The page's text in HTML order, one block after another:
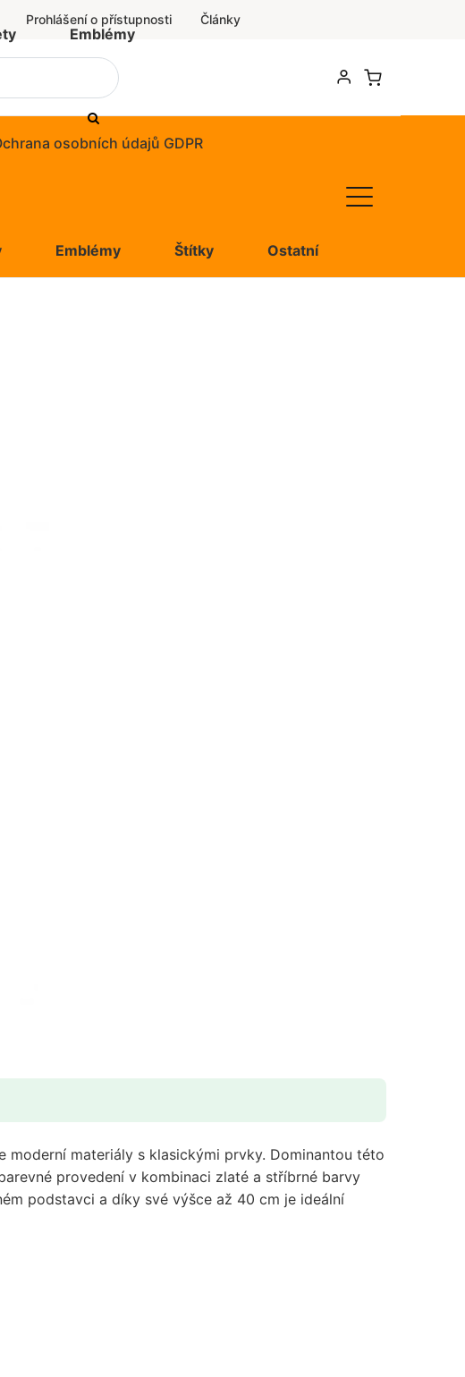
Prohlášení o přístupnosti Články
Emblémy
osobních údajů GDPR
Emblémy Štítky Ostatní
moderní materiály s klasickými prvky. Dominantou této
provedení v kombinaci zlaté a stříbrné barvy
podstavci a díky své výšce až 40 cm je ideální